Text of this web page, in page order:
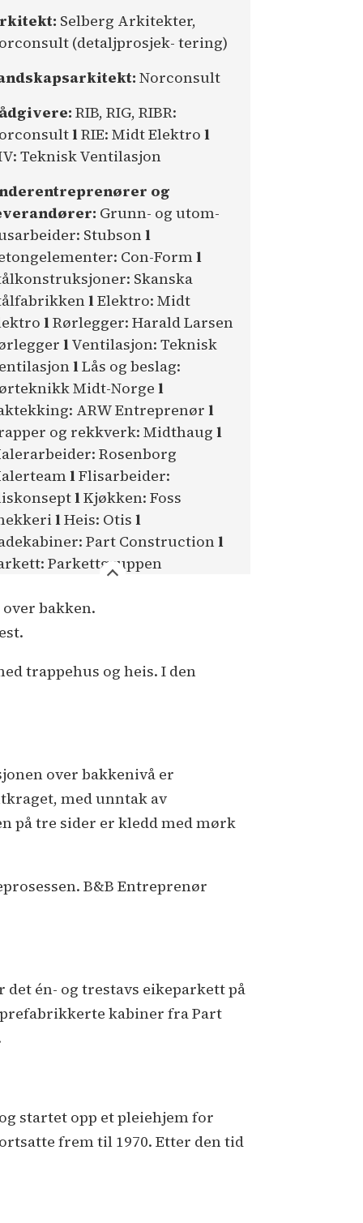
Selberg Arkitekter,
(detaljprosjek- tering)
Norconsult
RIB, RIG, RIBR:
lRIE: Midt Elektro l
Teknisk Ventilasjon
og
Grunn- og utom­
Stubsonl
Con-Forml
Skanska
lElektro: Midt
lRørlegger: Harald Larsen
lVentilasjon: Teknisk
lLås og beslag:
Midt-Norge l
ARW Entreprenør l
og rekkverk: Midthaugl
Rosenborg
lFlisarbeider:
lKjøkken: Foss
lHeis: Otis l
Part Constructionl
Parkettgruppen
bakken.
trappehus og heis. I den
over bakkenivå er
med unntak av
på tre sider er kledd med mørk
B&B Entreprenør
én- og trestavs eikeparkett på
kabiner fra Part
startet opp et pleiehjem for
frem til 1970. Etter den tid